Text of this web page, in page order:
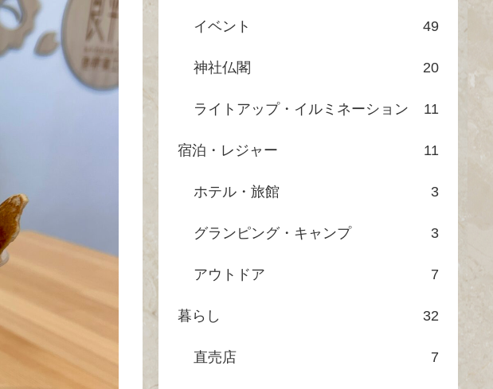
イベント 49
神社仏閣 20
ライトアップ・イルミネーション 11
宿泊・レジャー 11
ホテル・旅館 3
グランピング・キャンプ 3
アウトドア 7
暮らし 32
直売店 7